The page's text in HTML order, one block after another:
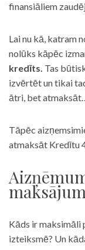
finansiāliem
Lai nu kā, katram
nolūks kāpēc
kredīts. Tas
izvērtēt un tikai
ātri, bet
Tāpēc
atmaksāt Kredītu
Kāds ir maksimāli
izteiksmē? Un